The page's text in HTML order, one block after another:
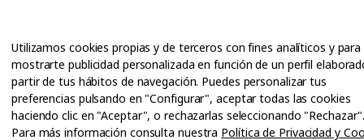
Utilizamos cookies propias y de terceros con fines analíticos y para
mostrarte publicidad personalizada en función de un perfil
partir de tus hábitos de navegación. Puedes personalizar tus
preferencias pulsando en "Configurar", aceptar todas las cookies
haciendo clic en "Aceptar", o rechazarlas seleccionando
Para más información consulta nuestra Política de Privacidad y